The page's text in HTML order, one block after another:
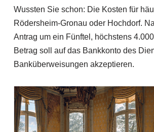
Wussten Sie schon: Die Kosten für
Rödersheim-Gronau oder Hochdorf.
Antrag um ein Fünftel, höchstens
Betrag soll auf das Bankkonto des
Banküberweisungen akzeptieren.